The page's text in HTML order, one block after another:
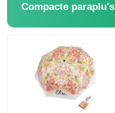
Compacte paraplu's